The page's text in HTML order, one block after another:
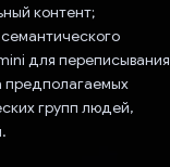
контент;
для переписывания
предполагаемых
групп людей,